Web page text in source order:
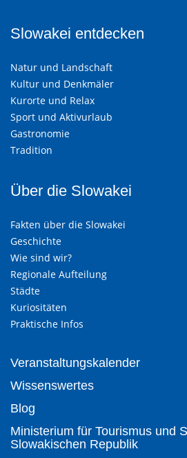
Slowakei entdecken
Natur und Landschaft
Kultur und Denkmäler
Kurorte und Relax
Sport und Aktivurlaub
Gastronomie
Tradition
Über die Slowakei
Fakten über die Slowakei
Geschichte
Wie sind wir?
Regionale Aufteilung
Städte
Kuriositäten
Praktische Infos
Veranstaltungskalender
Wissenswertes
Blog
Ministerium für Tourismus und
Slowakischen Republik